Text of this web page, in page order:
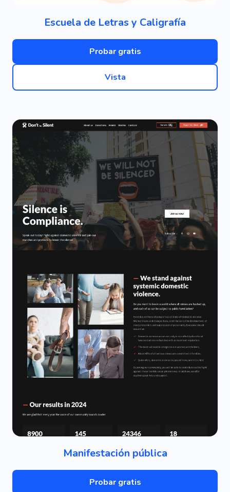
Escuela de Letras y Caligrafía
Probar gratis
Vista
Manifestación pública
Probar gratis